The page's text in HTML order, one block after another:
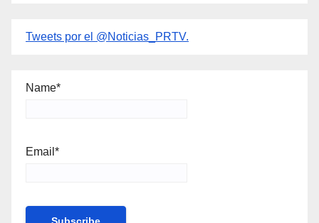
Tweets por el @Noticias_PRTV.
Name*
Email*